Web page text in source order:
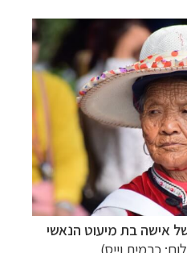
אישה בת מיעוט הנאשי
כרמית וייס)